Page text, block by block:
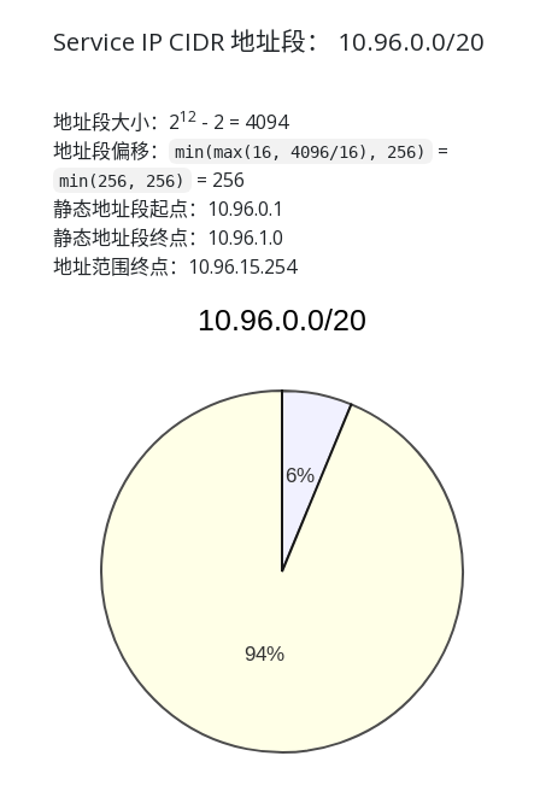
Service IP CIDR 地址段： 10.96.0.0/20
地址段大小：212 - 2 = 4094
地址段偏移：
min(max(16, 4096/16), 256) =
min(256, 256)
= 256
静态地址段起点：10.96.0.1
静态地址段终点：10.96.1.0
地址范围终点：10.96.15.254
6%
94%
10.96.0.0/20